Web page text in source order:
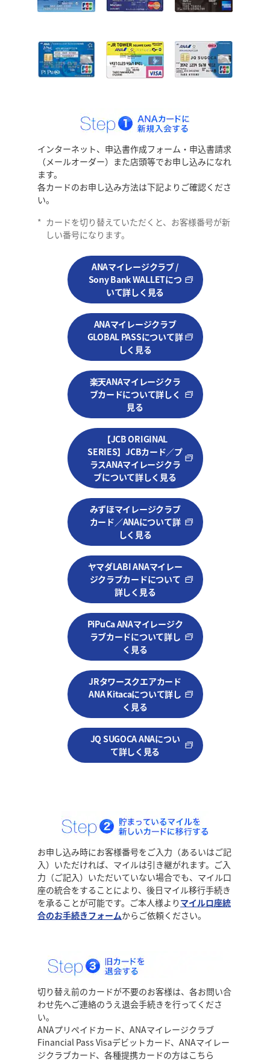
インターネット、申込書作成フォーム・申込書請求
（メールオーダー）また店頭等でお申し込みになれ
ます。
各カードのお申し込み方法は下記よりご確認くださ
い。
* カードを切り替えていただくと、お客様番号が新
しい番号になります。
ANAマイレージクラブ /
Sony Bank WALLETにつ
いて詳しく見る
ANAマイレージクラブ
GLOBAL PASSについて詳
しく見る
楽天ANAマイレージクラ
ブカードについて詳しく
見る
【JCB ORIGINAL
SERIES】JCBカード／プ
ラスANAマイレージクラ
ブについて詳しく見る
みずほマイレージクラブ
カード／ANAについて詳
しく見る
ヤマダLABI ANAマイレー
ジクラブカードについて
詳しく見る
PiPuCa ANAマイレージク
ラブカードについて詳し
く見る
JRタワースクエアカード
ANA Kitacaについて詳し
く見る
JQ SUGOCA ANAについ
て詳しく見る
お申し込み時にお客様番号をご入力（あるいはご記
入）いただければ、マイルは引き継がれます。ご入
力（ご記入）いただいていない場合でも、マイル口
座の統合をすることにより、後日マイル移行手続き
を承ることが可能です。ご本人様より マイルロ座統
合のお手続きフォームからご依頼ください。
切り替え前のカードが不要のお客様は、各お問い合
わせ先へご連絡のうえ退会手続きを行ってくださ
い。
ANAプリぺイドカード、ANAマイレージクラブ
Financial Pass Visaデビットカード、ANAマイレー
ジクラブカード、各種提携カードの方はこちら